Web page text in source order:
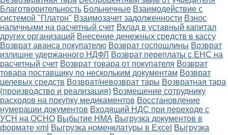
Благотворительность Больничные Взаимодействие с
системой "Платон" Взаимозачет задолженности Взнос
наличными на расчетный счет Вклад в уставный капитал
других организаций Внесение денежных средств в кассу
Возврат аванса покупателю Возврат госпошлины Возврат
излишне удержанного НДФЛ Возврат переплаты с ЕНС на
расчетный счет Возврат товара от покупателя Возврат
товара поставщику по нескольким документам Возврат
целевых средств Возврат/невозврат тары Возвратная тара
(производство и реализация) Возмещение сотруднику
расходов на покупку медикаментов Восстановление
нумерации документов Входящий НДС при переходе с
УСН на ОСНО Выбытие НМА Выгрузка документов в
формате xml Выгрузка номенклатуры в Excel Выгрузка